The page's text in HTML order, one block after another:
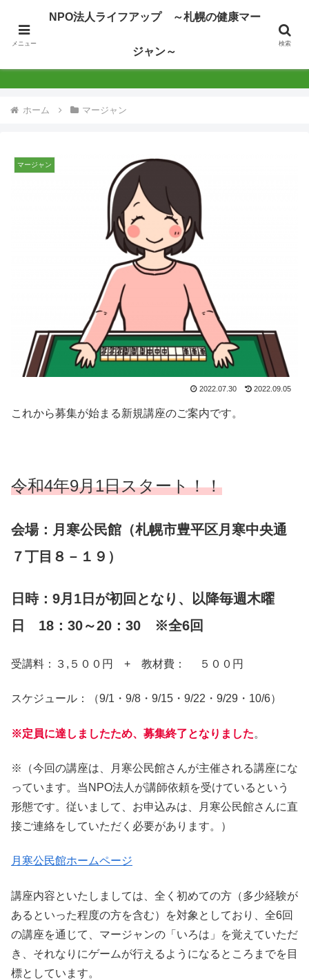
NPO法人ライフアップ ～札幌の健康マージャン
～
ホーム マージャン
マージャン
2022.07.30 2022.09.05
これから募集が始まる新規講座のご案内です。
令和4年9月1日スタート！！
会場：月寒公民館（札幌市豊平区月寒中央通
７丁目８－１９）
日時：9月1日が初回となり、以降毎週木曜
日 18：30～20：30 ※全6回
受講料：３,５００円 + 教材費： ５００円
スケジュール：（9/1・9/8・9/15・9/22・9/29・10/6）
※定員に達しましたため、募集終了となりました。
※（今回の講座は、月寒公民館さんが主催される講座にな
っています。当NPO法人が講師依頼を受けているという
形態です。従いまして、お申込みは、月寒公民館さんに直
接ご連絡をしていただく必要があります。）
月寒公民館ホームページ
講座内容といたしましては、全く初めての方（多少経験が
あるといった程度の方を含む）を対象としており、全6回
の講座を通じて、マージャンの「いろは」を覚えていただ
き、それなりにゲームが行えるようになるところまでを目
標としています。
メニュー
NPO法人ライフアップ ～札幌の健康マー
ジャン～
検索